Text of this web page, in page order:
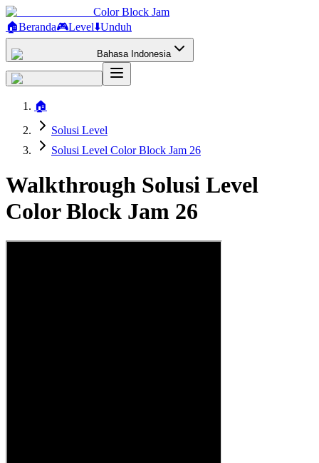
Color Block Jam
🏠Beranda🎮Level⬇️Unduh
Bahasa Indonesia
🏠
Solusi Level
Solusi Level Color Block Jam 26
Walkthrough Solusi Level
Color Block Jam 26